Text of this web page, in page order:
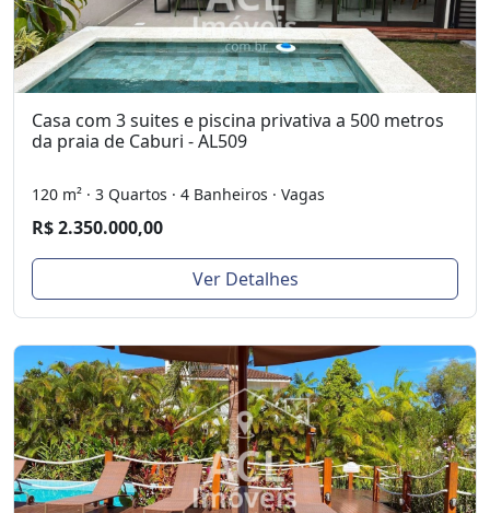
Casa com 3 suites e piscina privativa a 500 metros
da praia de Caburi - AL509
120 m² · 3 Quartos · 4 Banheiros · Vagas
R$ 2.350.000,00
Ver Detalhes